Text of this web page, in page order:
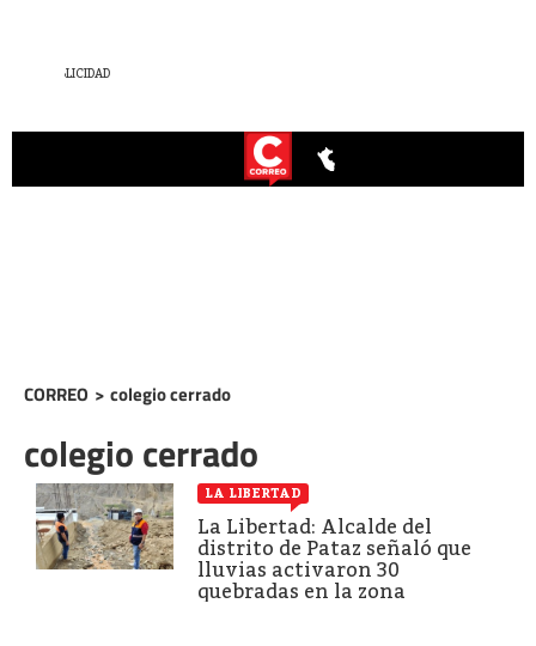
CORREO > colegio cerrado
colegio cerrado
LA LIBERTAD
La Libertad: Alcalde del
distrito de Pataz señaló que
lluvias activaron 30
quebradas en la zona